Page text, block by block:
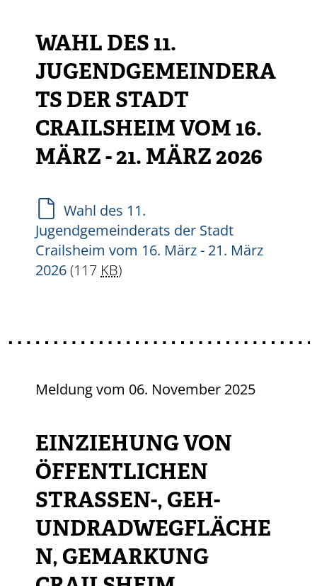
WAHL DES 11.
JUGENDGEMEINDERA
TS DER STADT
CRAILSHEIM VOM 16.
MÄRZ - 21. MÄRZ 2026
Wahl des 11.
Jugendgemeinderats der Stadt
Crailsheim vom 16. März - 21. März
2026(117 KB)
Meldung vom 06. November 2025
EINZIEHUNG VON
ÖFFENTLICHEN
STRASSEN-, GEH- U
NDRADWEGFLÄCHEN
, GEMARKUNG C